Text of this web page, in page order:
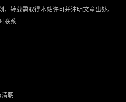
转载需取得本站许可并注明文章出处。
联系.
朝